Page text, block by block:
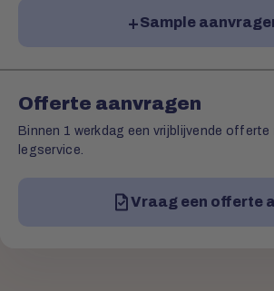
Sample
Offerte aanvragen
Binnen 1 werkdag een vrijblijvende offerte
legservice.
Vraag een offerte